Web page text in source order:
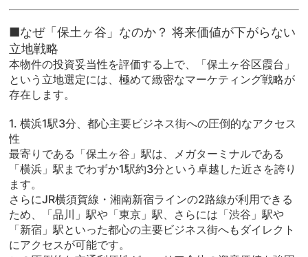
■なぜ「保土ヶ谷」なのか？ 将来価値が下がらない
立地戦略
本物件の投資妥当性を評価する上で、「保土ヶ谷区霞台」
という立地選定には、極めて緻密なマーケティング戦略が
存在します。
1. 横浜1駅3分、都心主要ビジネス街への圧倒的なアクセス
性
最寄りである「保土ヶ谷」駅は、メガターミナルである
「横浜」駅までわずか1駅約3分という卓越した近さを誇り
ます。
さらにJR横須賀線・湘南新宿ラインの2路線が利用できる
ため、「品川」駅や「東京」駅、さらには「渋谷」駅や
「新宿」駅といった都心の主要ビジネス街へもダイレクト
にアクセスが可能です。